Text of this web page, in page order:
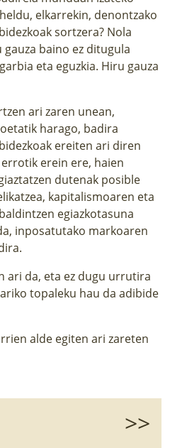
elkarrekin, denontzako
sortzera? Nola
baino ez ditugula
eta eguzkia. Hiru gauza
ari zaren unean,
harago, badira
ereiten ari diren
erein ere, haien
dutenak posible
kapitalismoaren eta
egiazkotasuna
inposatutako markoaren
ari da, eta ez dugu urrutira
topaleku hau da adibide
alde egiten ari zareten
>>